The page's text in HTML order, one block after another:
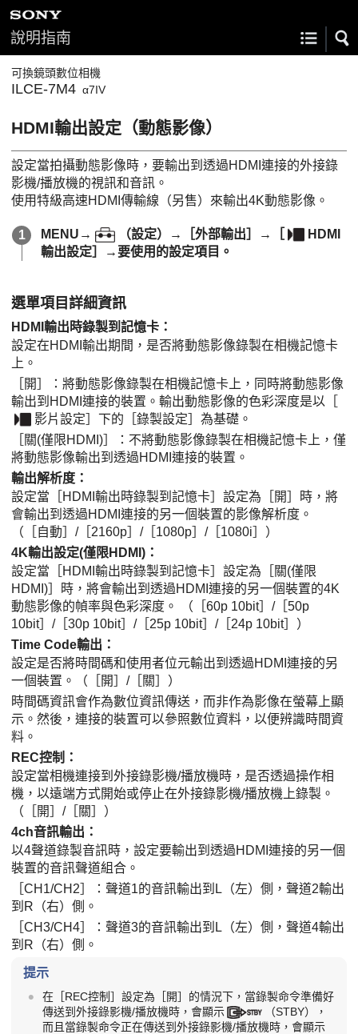
說明指南
可換鏡頭數位相機
ILCE-7M4 α7IV
HDMI輸出設定 （動態影像）
設定當拍攝動態影像時，要輸出到透過HDMI連接的外接錄
影機/播放機的視訊和音訊。
使用特級高速HDMI傳輸線（另售）來輸出4K動態影像。
MENU → （設定）→ ［外部輸出］ →
HDMI
輸出設定］
→要使用的設定項目。
選單項目詳細資訊
HDMI輸出時錄製到記憶卡 ：
設定在HDMI輸出期間，是否將動態影像錄製在相機記憶卡
上。
［開］
：將動態影像錄製在相機記憶卡上，同時將動態影像
輸出到HDMI連接的裝置。輸出動態影像的色彩深度是以
影片設定］ 下的 ［錄製設定］ 為基礎。
［關(僅限HDMI)］
：不將動態影像錄製在相機記憶卡上，僅
將動態影像輸出到透過HDMI連接的裝置。
輸出解析度 ：
設定當 ［HDMI輸出時錄製到記憶卡］ 設定為 ［開］
時，將
會輸出到透過HDMI連接的另一個裝置的影像解析度。
（ ［自動］ /［2160p］ /［1080p］ /［1080i］ ）
4K輸出設定(僅限HDMI) ：
設定當 ［HDMI輸出時錄製到記憶卡］ 設定為 ［關(僅限
HDMI)］
時，將會輸出到透過HDMI連接的另一個裝置的4K
動態影像的幀率與色彩深度。 （ ［60p 10bit］ /［50p
10bit］ /［30p 10bit］ /［25p 10bit］ /［24p 10bit］ ）
Time Code輸出 ：
設定是否將時間碼和使用者位元輸出到透過HDMI連接的另
一個裝置。（ ［開］ /［關］ ）
時間碼資訊會作為數位資訊傳送，而非作為影像在螢幕上顯
示。然後，連接的裝置可以參照數位資料，以便辨識時間資
料。
REC控制 ：
設定當相機連接到外接錄影機/播放機時，是否透過操作相
機，以遠端方式開始或停止在外接錄影機/播放機上錄製。
（ ［開］ /［關］ ）
4ch音訊輸出 ：
以4聲道錄製音訊時，設定要輸出到透過HDMI連接的另一個
裝置的音訊聲道組合。
［CH1/CH2］
：聲道1的音訊輸出到L（左）側，聲道2輸出
到R（右）側。
［CH3/CH4］
：聲道3的音訊輸出到L（左）側，聲道4輸出
到R（右）側。
提示
在［REC控制］ 設定為 ［開］ 的情況下，當錄製命令準備好
傳送到外接錄影機/播放機時，會顯示
（STBY），
而且當錄製命令正在傳送到外接錄影機/播放機時，會顯示